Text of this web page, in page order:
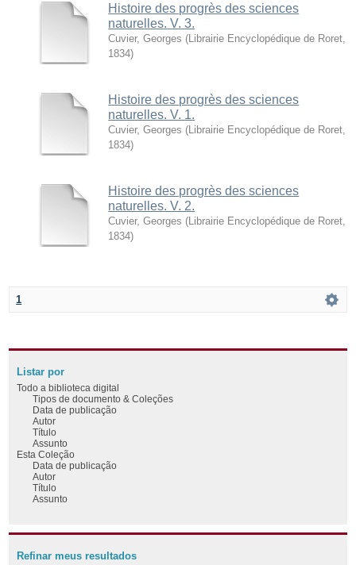
Histoire des progrès des sciences
naturelles. V. 3.
Cuvier, Georges ( Librairie Encyclopédique de Roret
1834)
Histoire des progrès des sciences
naturelles. V. 1.
Cuvier, Georges ( Librairie Encyclopédique de Roret
1834)
Histoire des progrès des sciences
naturelles. V. 2.
Cuvier, Georges ( Librairie Encyclopédique de Roret
1834)
1
Listar por
Todo a biblioteca digital
Tipos de documento & Coleções
Data de publicação
Autor
Título
Assunto
Esta Coleção
Data de publicação
Autor
Título
Assunto
Refinar meus resultados